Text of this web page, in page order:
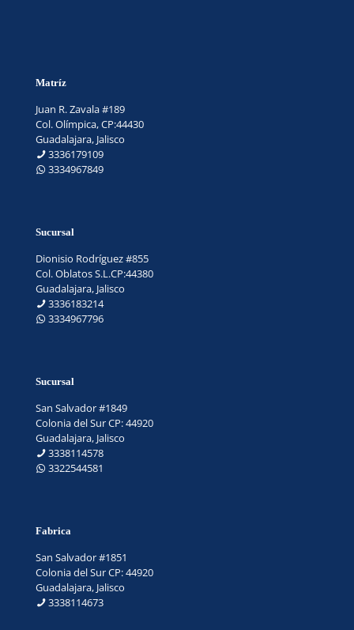
Matríz
Juan R. Zavala #189
Col. Olímpica, CP:44430
Guadalajara, Jalisco
3336179109
3334967849
Sucursal
Dionisio Rodríguez #855
Col. Oblatos S.L.CP:44380
Guadalajara, Jalisco
3336183214
3334967796
Sucursal
San Salvador #1849
Colonia del Sur CP: 44920
Guadalajara, Jalisco
3338114578
3322544581
Fabrica
San Salvador #1851
Colonia del Sur CP: 44920
Guadalajara, Jalisco
3338114673